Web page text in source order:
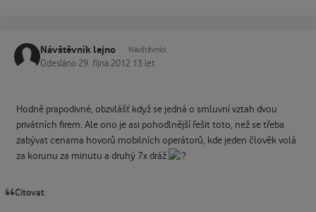
Návštěvník lejno Návštěvníci
Odesláno 29. října 2012 13 let
Hodně prapodivné, obzvlášť když se jedná o smluvní vztah dvou
privátních firem. Ale ono je asi pohodlnější řešit toto, než se třeba
zabývat cenama hovorů mobilních operátorů, kde jeden člověk volá
za korunu za minutu a druhý 7x dráž
Citovat